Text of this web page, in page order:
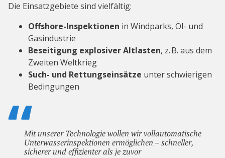
Die Einsatzgebiete sind vielfältig:
Offshore-Inspektionen in Windparks, Öl- und
Gasindustrie
Beseitigung explosiver Altlasten, z. B. aus dem
Zweiten Weltkrieg
Such- und Rettungseinsätze unter schwierigen
Bedingungen
Mit unserer Technologie wollen wir vollautomatische
Unterwasserinspektionen ermöglichen – schneller,
sicherer und effizienter als je zuvor